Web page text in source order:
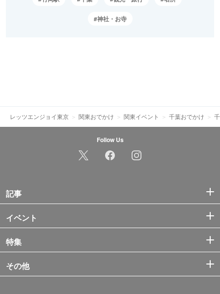
神社・お寺
レッツエンジョイ東京 関東おでかけ 関東イベント 千葉おでかけ
Follow Us
記事
イベント
特集
その他